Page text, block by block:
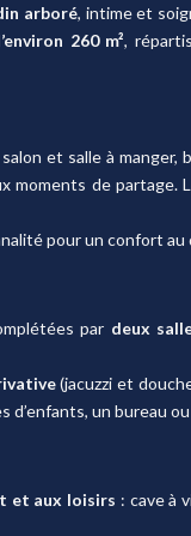
arboré, intime et
260 m²,
et salle à manger,
moments de
pour un confort au
par deux
(jacuzzi et
un bureau
et aux loisirs : cave à